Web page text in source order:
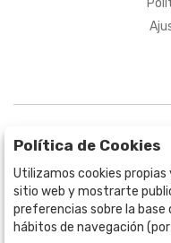
CALLE 70
Política de Cookies
Utilizamos cookies propias
sitio web y mostrarte
preferencias sobre la base
hábitos de navegación